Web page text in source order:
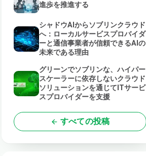
進歩を推進する
シャドウAIからソブリンクラウド
へ：ローカルサービスプロバイダ
ーと通信事業者が信頼できるAIの
未来である理由
グリーンでソブリンな、ハイパー
スケーラーに依存しないクラウド
ソリューションを通じてITサービ
スプロバイダーを支援
すべての投稿